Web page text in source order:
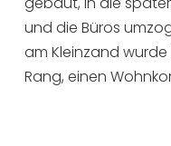
und die Büros
am Kleinzand wurde
Rang, einen